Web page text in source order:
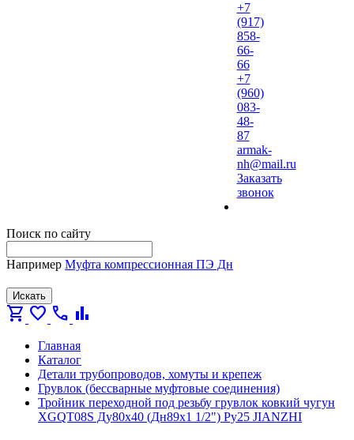
+7
(917)
858-
66-
66
+7
(960)
083-
48-
87
armak-
nh@mail.ru
Заказать
звонок
Поиск по сайту
Например Муфта компрессионная ПЭ Дн
Искать
shopping_cart favorite call bar_chart
Главная
Каталог
Детали трубопроводов, хомуты и крепеж
Грувлок (бессварные муфтовые соединения)
Тройник переходной под резьбу грувлок ковкий чугун
XGQT08S Ду80х40 (Дн89х1 1/2") Ру25 JIANZHI